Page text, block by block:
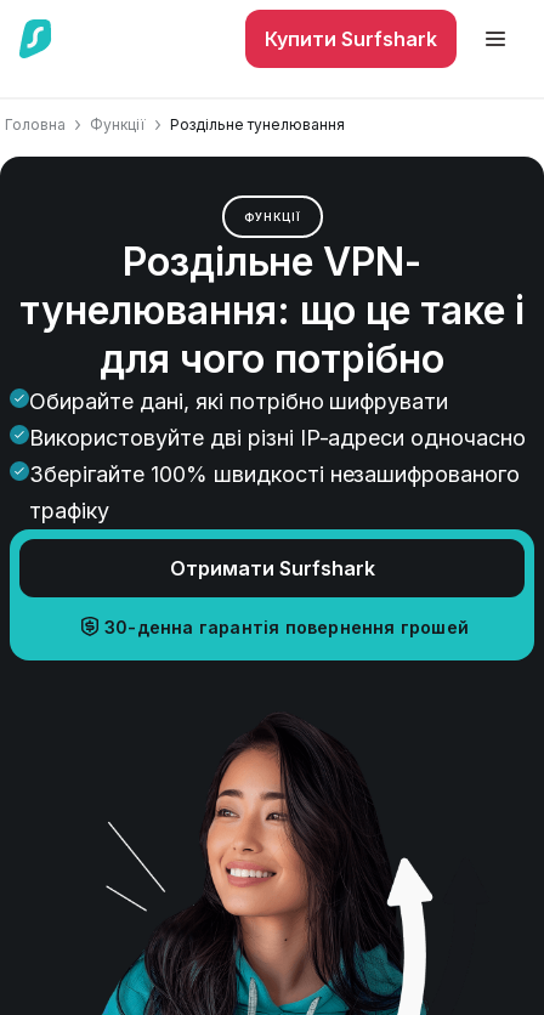
Купити Surfshark
Головна Функції Роздільне тунелювання
ФУНКЦІЇ
Роздільне VPN-
тунелювання: що це таке і
для чого потрібно
Обирайте дані, які потрібно шифрувати
Використовуйте дві різні IP-адреси одночасно
Зберігайте 100% швидкості незашифрованого
трафіку
Отримати Surfshark
30-денна гарантія повернення грошей